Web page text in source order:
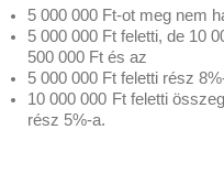
5 000 000 Ft-ot meg nem
5 000 000 Ft feletti, de 10
500 000 Ft és az
5 000 000 Ft feletti rész
10 000 000 Ft feletti
rész 5%-a.